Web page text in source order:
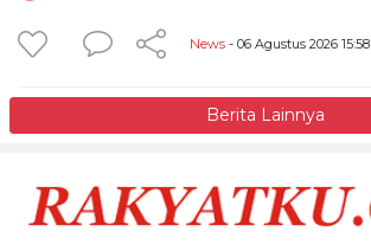
News - 06 Agustus 2026 15:58
Berita Lainnya